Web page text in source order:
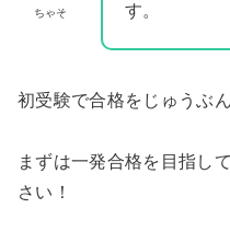
ちゃそ
す。
初受験で合格をじゅうぶ
まずは一発合格を目指し
さい！